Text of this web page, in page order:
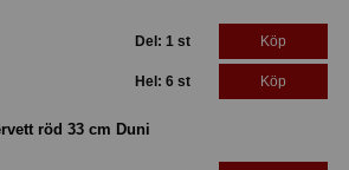
Del: 1 st Köp
Hel: 6 st Köp
röd 33 cm Duni